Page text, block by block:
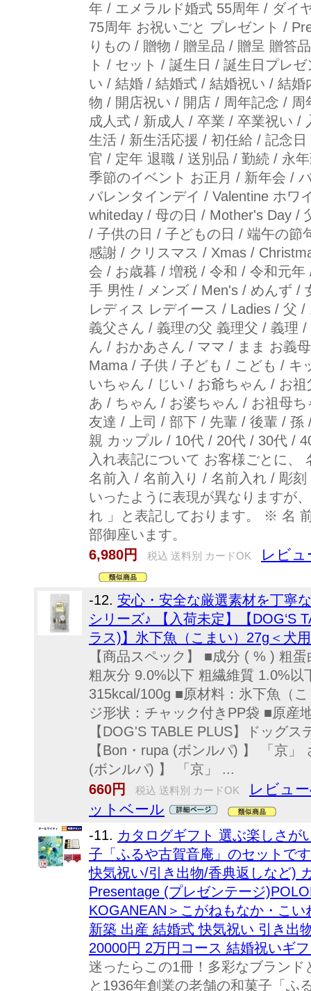
年 / エメラルド婚式 55周年 / ダイ
75周年 お祝いごと プレゼント /
りもの / 贈物 / 贈呈品 / 贈呈 贈答
ト / セット / 誕生日 / 誕生日プレ
い / 結婚 / 結婚式 / 結婚祝い / 結
物 / 開店祝い / 開店 / 周年記念 /
成人式 / 新成人 / 卒業 / 卒業祝い /
生活 / 新生活応援 / 初任給 / 記念
官 / 定年 退職 / 送別品 / 勤続 / 永
季節のイベント お正月 / 新年会 /
バレンタインデイ / Valentine ホワ
whiteday / 母の日 / Mother's Day /
/ 子供の日 / 子どもの日 / 端午の節
感謝 / クリスマス / Xmas /
会 / お歳暮 / 増税 / 令和 / 令和元
手 男性 / メンズ / Men's / めんず /
レディス レデイース / Ladies / 父
義父さん / 義理の父 義理父 / 義理
ん / おかあさん / ママ / まま お義
Mama / 子供 / 子ども / こども / キ
いちゃん / じい / お爺ちゃん / お
あ / ちゃん / お婆ちゃん / お祖母
友達 / 上司 / 部下 / 先輩 / 後輩 /
親 カップル / 10代 / 20代 / 30代 /
入れ表記について お客様ごとに
名前入 / 名前入り / 名前入れ / 彫
いったように表現が異なりますが
れ 」と表記しております。 ※ 名
部御座います。
6,980円
税込 送料別 カードOK レビュ
-12. 安心・安全な厳選素材を丁寧
シリーズ♪ 【入荷未定】【DOG‘S
ラス)】氷下魚（こまい）27g＜犬
【商品スペック】 ■成分 ( % ) 粗
粗灰分 9.0%以下 粗繊維質 1.0%
315kcal/100g ■原材料：氷下魚（
ジ形状：チャック付きPP袋 ■原産
【DOG'S TABLE PLUS】ドッグ
【Bon・rupa (ボンルパ) 】 「京
(ボンルパ) 】 「京」 ...
660円
税込 送料別 カードOK
レビュ
ットベール
-11. カタログギフト 選ぶ楽しさが
子「ふるや古賀音庵」のセットで
快気祝い/引き出物/香典返しなど)
Presentage (プレゼンテージ
KOGANEAN＞こがねもなか・こ
新築 出産 結婚式 快気祝い 引き出
20000円 2万円コース 結婚祝いギ
迷ったらこの1冊！多彩なブラン
と1936年創業の老舗の和菓子「ふ